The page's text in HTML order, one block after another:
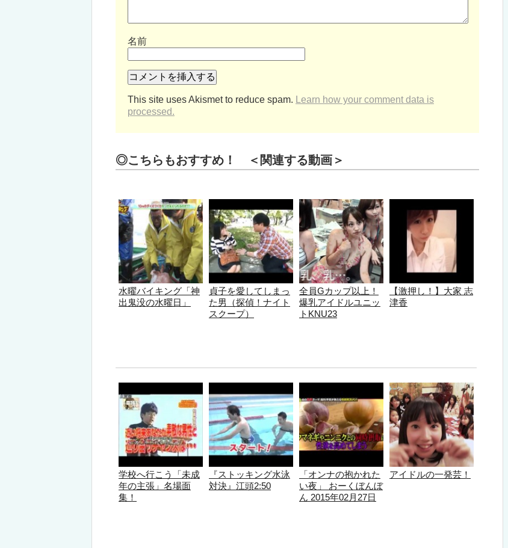
名前
This site uses Akismet to reduce spam.
Learn how your comment data is
processed.
◎こちらもおすすめ！ ＜関連する動画＞
水曜バイキング「神
出鬼没の水曜日」
貞子を愛してしまっ
た男（探偵！ナイト
スクープ）
全員Gカップ以上！
爆乳アイドルユニッ
トKNU23
【激押し！】大家 志
津香
学校へ行こう「未成
年の主張」名場面
集！
『ストッキング水泳
対決』江頭2:50
「オンナの抱かれた
い夜」 おーくぼんぼ
ん 2015年02月27日
アイドルの一発芸！